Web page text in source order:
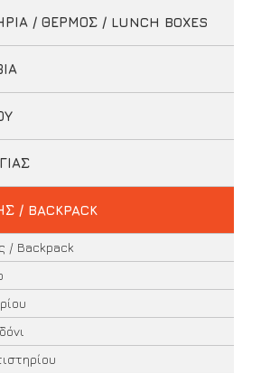
/ ΘΕΡΜΟΣ / LUNCH BOXES
/ BACKPACK
/ Backpack